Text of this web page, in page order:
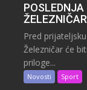
ŽELEZNIČAR
Pred
Železničar će
priloge...
Novosti Sport